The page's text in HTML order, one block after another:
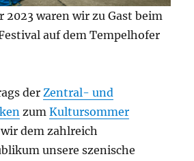
2023 waren wir zu Gast beim
auf dem Tempelhofer
der Zentral- und
zumKultursommer
dem zahlreich
unsere szenische